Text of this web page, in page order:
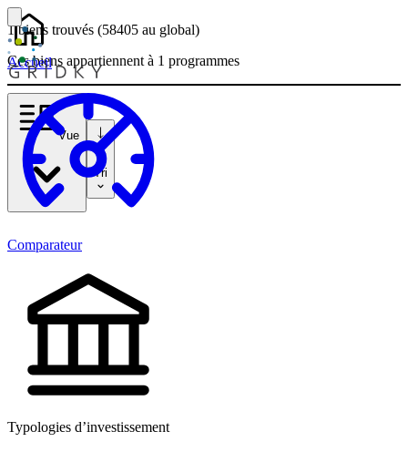
Accueil
Comparateur
Typologies d’investissement
1 biens trouvés (58405 au global)
Ces biens appartiennent à 1 programmes
Vue
Tri